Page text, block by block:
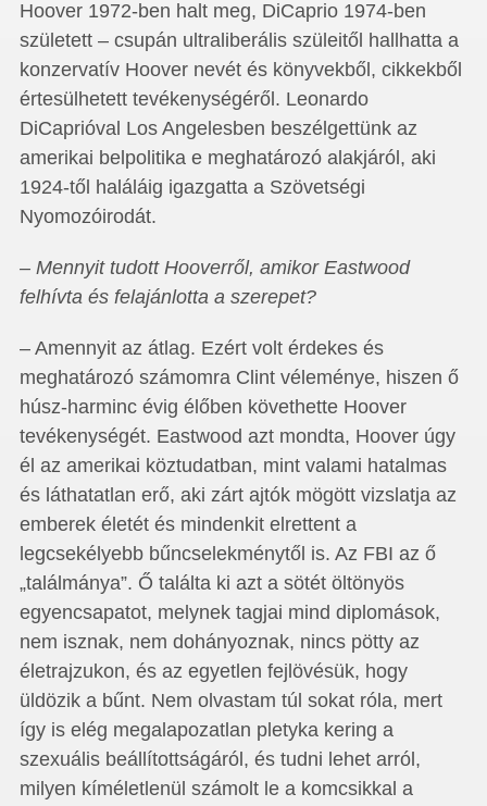
Hoover 1972-ben halt meg, DiCaprio 1974-ben
született – csupán ultraliberális szüleitől hallhatta a
konzervatív Hoover nevét és könyvekből, cikkekből
értesülhetett tevékenységéről. Leonardo
DiCaprióval Los Angelesben beszélgettünk az
amerikai belpolitika e meghatározó alakjáról, aki
1924-től haláláig igazgatta a Szövetségi
Nyomozóirodát.
– Mennyit tudott Hooverről, amikor Eastwood
felhívta és felajánlotta a szerepet?
– Amennyit az átlag. Ezért volt érdekes és
meghatározó számomra Clint véleménye, hiszen ő
húsz-harminc évig élőben követhette Hoover
tevékenységét. Eastwood azt mondta, Hoover úgy
él az amerikai köztudatban, mint valami hatalmas
és láthatatlan erő, aki zárt ajtók mögött vizslatja az
emberek életét és mindenkit elrettent a
legcsekélyebb bűncselekménytől is. Az FBI az ő
„találmánya”. Ő találta ki azt a sötét öltönyös
egyencsapatot, melynek tagjai mind diplomások,
nem isznak, nem dohányoznak, nincs pötty az
életrajzukon, és az egyetlen fejlövésük, hogy
üldözik a bűnt. Nem olvastam túl sokat róla, mert
így is elég megalapozatlan pletyka kering a
szexuális beállítottságáról, és tudni lehet arról,
milyen kíméletlenül számolt le a komcsikkal a